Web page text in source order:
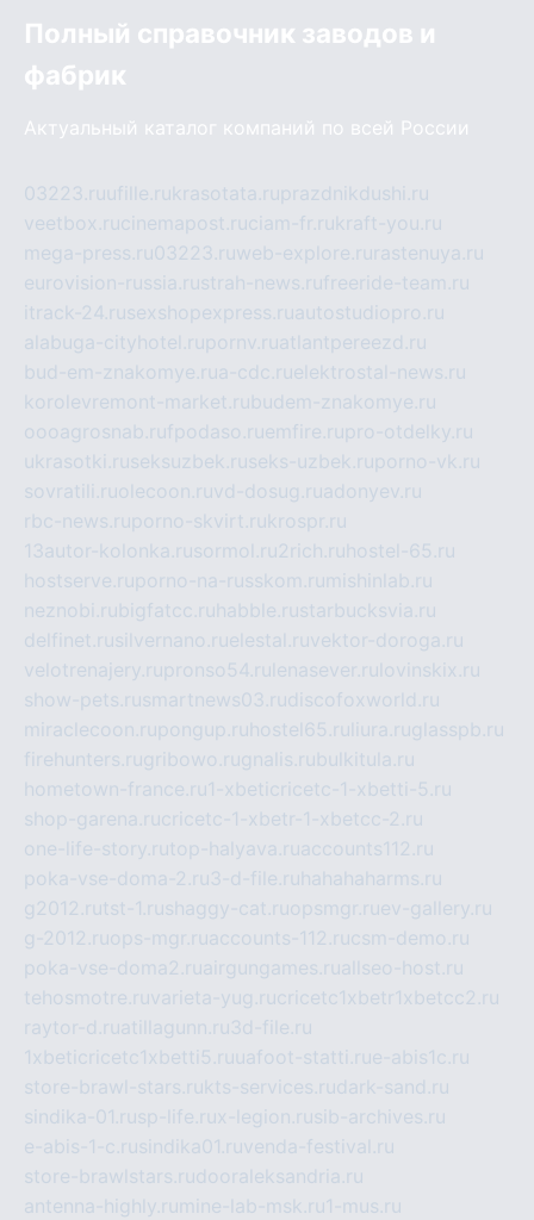
Полный справочник заводов и
фабрик
Актуальный каталог компаний по всей России
03223.ruufille.rukrasotata.ruprazdnikdushi.ru
veetbox.rucinemapost.ruciam-fr.rukraft-you.ru
mega-press.ru03223.ruweb-explore.ru rastenuya.ru
eurovision-russia.rustrah-news.rufreeride-team.ru
itrack-24.rusexshopexpress.ruautostudiopro.ru
alabuga-cityhotel.rupornv.ruatlantpereezd.ru
bud-em-znakomye.rua-cdc.ruelektrostal-news.ru
korolevremont-market.rubudem-znakomye.ru
oooagrosnab.rufpodaso.ruemfire.rupro-otdelky.ru
ukrasotki.ruseksuzbek.ruseks-uzbek.ruporno-vk.ru
sovratili.ruolecoon.ruvd-dosug.ruadonyev.ru
rbc-news.ruporno-skvirt.rukrospr.ru
13autor-kolonka.rusormol.ru2rich.ru hostel-65.ru
hostserve.ruporno-na-russkom.ru mishinlab.ru
neznobi.rubigfatcc.ru habble.rustarbucksvia.ru
delfinet.rusilvernano.ruelestal.ruvektor-doroga.ru
velotrenajery.rupronso54.ru lenasever.ru lovinskix.ru
show-pets.rusmartnews03.rudiscofoxworld.ru
miraclecoon.rupongup.ru hostel65.ru liura.ruglasspb.ru
firehunters.rugribowo.rugnalis.rubulkitula.ru
hometown-france.ru1-xbeticricetc-1-xbetti-5.ru
shop-garena.rucricetc-1-xbetr-1-xbetcc-2.ru
one-life-story.rutop-halyava.ruaccounts112.ru
poka-vse-doma-2.ru3-d-file.ru hahahaharms.ru
g2012.rutst-1.rushaggy-cat.ruopsmgr.ruev-gallery.ru
g-2012.ruops-mgr.ruaccounts-112.rucsm-demo.ru
poka-vse-doma2.ruairgungames.ruallseo-host.ru
tehosmotre.ruvarieta-yug.rucricetc1xbetr1xbetcc2.ru
raytor-d.ruatillagunn.ru3d-file.ru
1xbeticricetc1xbetti5.ruuafoot-statti.rue-abis1c.ru
store-brawl-stars.rukts-services.rudark-sand.ru
sindika-01.rusp-life.rux-legion.rusib-archives.ru
e-abis-1-c.rusindika01.ruvenda-festival.ru
store-brawlstars.rudooraleksandria.ru
antenna-highly.ru mine-lab-msk.ru1-mus.ru